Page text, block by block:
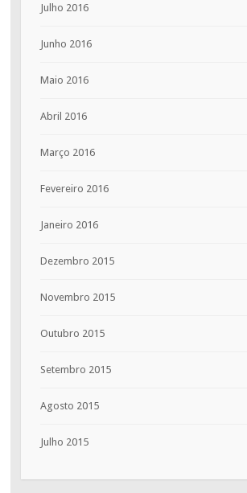
Julho 2016
Junho 2016
Maio 2016
Abril 2016
Março 2016
Fevereiro 2016
Janeiro 2016
Dezembro 2015
Novembro 2015
Outubro 2015
Setembro 2015
Agosto 2015
Julho 2015